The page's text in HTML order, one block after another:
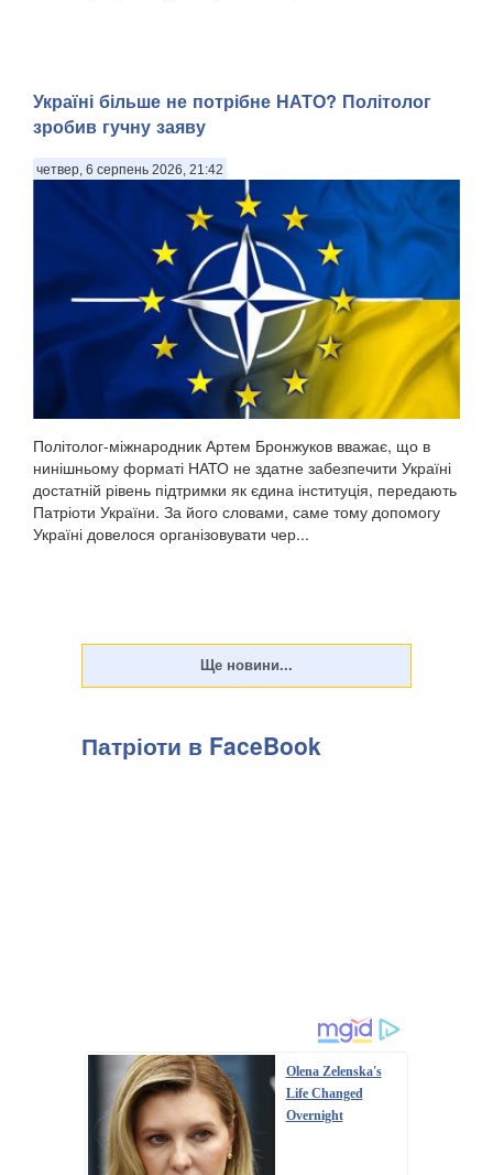
Україні більше не потрібне НАТО? Політолог
зробив гучну заяву
четвер, 6 серпень 2026, 21:42
Політолог-міжнародник Артем Бронжуков вважає, що в
нинішньому форматі НАТО не здатне забезпечити Україні
достатній рівень підтримки як єдина інституція, передають
Патріоти України. За його словами, саме тому допомогу
Україні довелося організовувати чер...
Патріоти в FaceBook
Olena Zelenska's
Life Changed
Overnight